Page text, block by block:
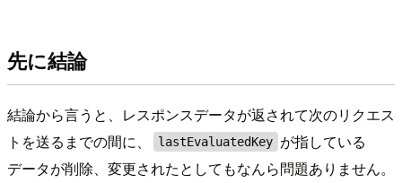
先に結論
結論から言うと、レスポンスデータが返されて次のリクエス
トを送るまでの間に、
lastEvaluatedKey が指している
データが削除、変更されたとしてもなんら問題ありません。